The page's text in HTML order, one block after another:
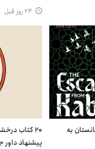
۲۴ روز قبل
به
۲۰ کتاب
پیشنهاد داور